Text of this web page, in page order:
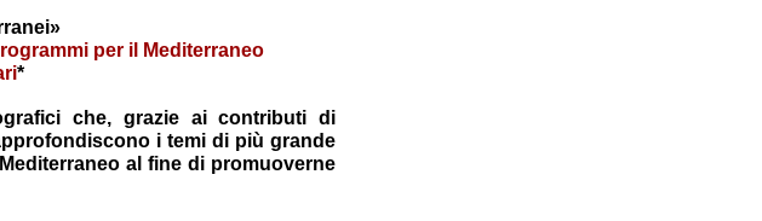
per il Mediterraneo
*
che, grazie ai contributi di
i temi di più grande
al fine di promuoverne